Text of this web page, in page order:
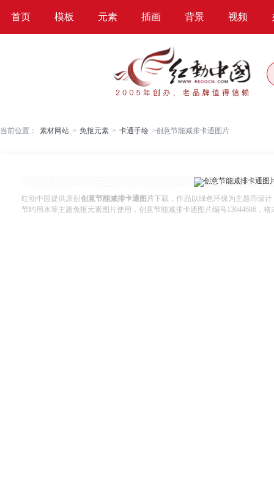
首页 模板 元素 插画 背景 视频
当前位置： 素材网站 > 免抠元素 > 卡通手绘 >创意节能减排卡通图片
红动中国提供原创 创意节能减排卡通图片下载，作品以绿色环保为主题而设
节约用水等主题免抠元素图片使用，创意节能减排卡通图片编号13044686，